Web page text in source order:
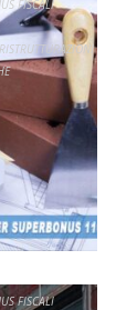
FISCALI
RISTRUTTURAZIONI
FISCALI